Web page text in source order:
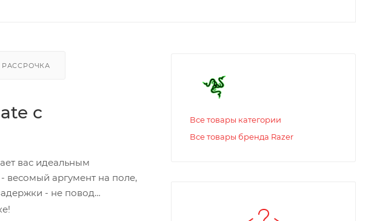
РАССРОЧКА
с
вас идеальным
весомый аргумент на поле,
- не повод
Все товары категории
Все товары бренда Razer